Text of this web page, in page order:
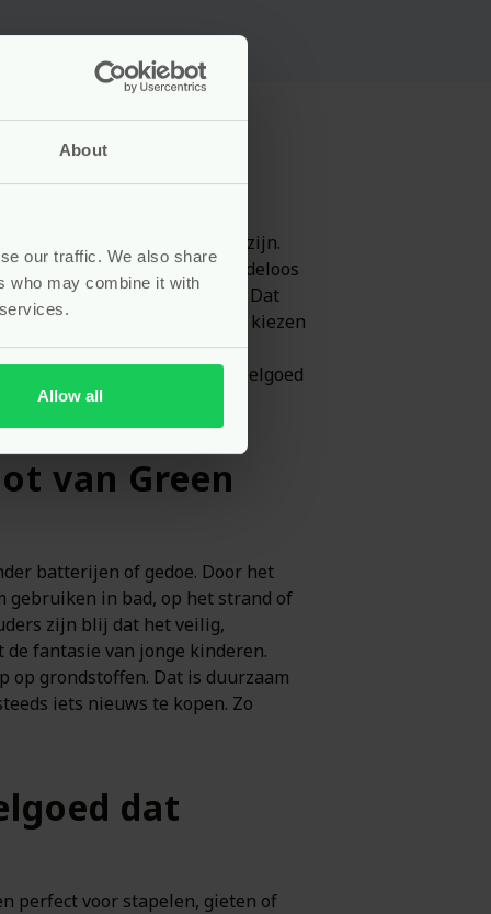
About
our traffic. We also share
who may combine it with
Allow all
maakt
betaalbaar en leuk kan zijn.
tijdloos design en eindeloos
vrij van schadelijke stoffen. Dat
en milieu. Bij Pure Start kiezen
Green Toys past daar
duurzaam. En goed speelgoed
van Green
batterijen of gedoe. Door het
gebruiken in bad, op het strand of
zijn blij dat het veilig,
fantasie van jonge kinderen.
op grondstoffen. Dat is duurzaam
iets nieuws te kopen. Zo
dat
perfect voor stapelen, gieten of